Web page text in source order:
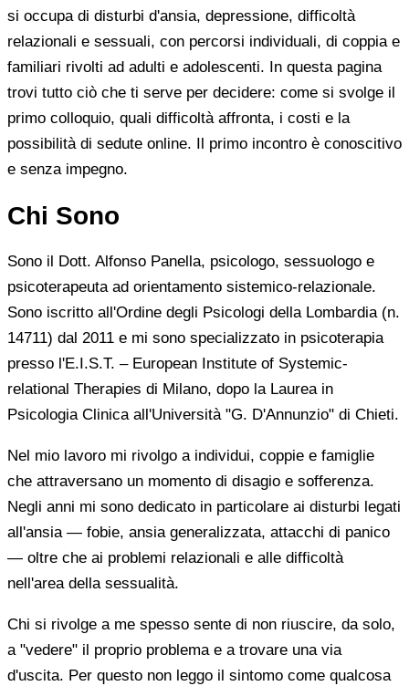
si occupa di disturbi d'ansia, depressione, difficoltà
relazionali e sessuali, con percorsi individuali, di coppia e
familiari rivolti ad adulti e adolescenti. In questa pagina
trovi tutto ciò che ti serve per decidere: come si svolge il
primo colloquio, quali difficoltà affronta, i costi e la
possibilità di sedute online. Il primo incontro è conoscitivo
e senza impegno.
Chi Sono
Sono il Dott. Alfonso Panella, psicologo, sessuologo e
psicoterapeuta ad orientamento sistemico-relazionale.
Sono iscritto all'Ordine degli Psicologi della Lombardia (n.
14711) dal 2011 e mi sono specializzato in psicoterapia
presso l'E.I.S.T. – European Institute of Systemic-
relational Therapies di Milano, dopo la Laurea in
Psicologia Clinica all'Università "G. D'Annunzio" di Chieti.
Nel mio lavoro mi rivolgo a individui, coppie e famiglie
che attraversano un momento di disagio e sofferenza.
Negli anni mi sono dedicato in particolare ai disturbi legati
all'ansia — fobie, ansia generalizzata, attacchi di panico
— oltre che ai problemi relazionali e alle difficoltà
nell'area della sessualità.
Chi si rivolge a me spesso sente di non riuscire, da solo,
a "vedere" il proprio problema e a trovare una via
d'uscita. Per questo non leggo il sintomo come qualcosa